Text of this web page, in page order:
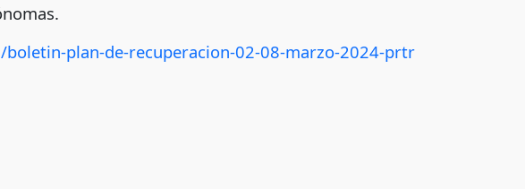
plan-de-recuperacion-02-08-marzo-2024-prtr